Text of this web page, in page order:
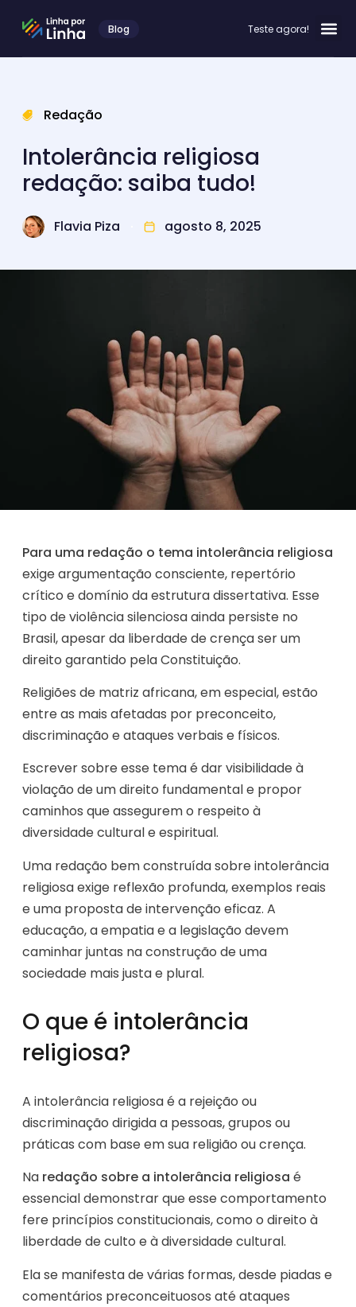
Blog Teste agora!
Redação
Intolerância religiosa
redação: saiba tudo!
Flavia Piza agosto 8, 2025
Para uma redação o tema intolerância religiosa
exige argumentação consciente, repertório
crítico e domínio da estrutura dissertativa. Esse
tipo de violência silenciosa ainda persiste no
Brasil, apesar da liberdade de crença ser um
direito garantido pela Constituição.
Religiões de matriz africana, em especial, estão
entre as mais afetadas por preconceito,
discriminação e ataques verbais e físicos.
Escrever sobre esse tema é dar visibilidade à
violação de um direito fundamental e propor
caminhos que assegurem o respeito à
diversidade cultural e espiritual.
Uma redação bem construída sobre intolerância
religiosa exige reflexão profunda, exemplos reais
e uma proposta de intervenção eficaz. A
educação, a empatia e a legislação devem
caminhar juntas na construção de uma
sociedade mais justa e plural.
O que é intolerância
religiosa?
A intolerância religiosa é a rejeição ou
discriminação dirigida a pessoas, grupos ou
práticas com base em sua religião ou crença.
Na redação sobre a intolerância religiosa é
essencial demonstrar que esse comportamento
fere princípios constitucionais, como o direito à
liberdade de culto e à diversidade cultural.
Ela se manifesta de várias formas, desde piadas e
comentários preconceituosos até ataques